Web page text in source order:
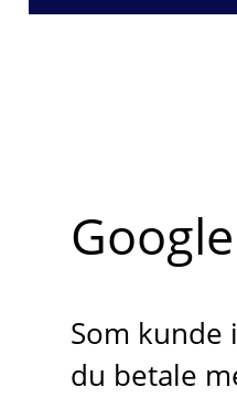
Som kunde
du betale